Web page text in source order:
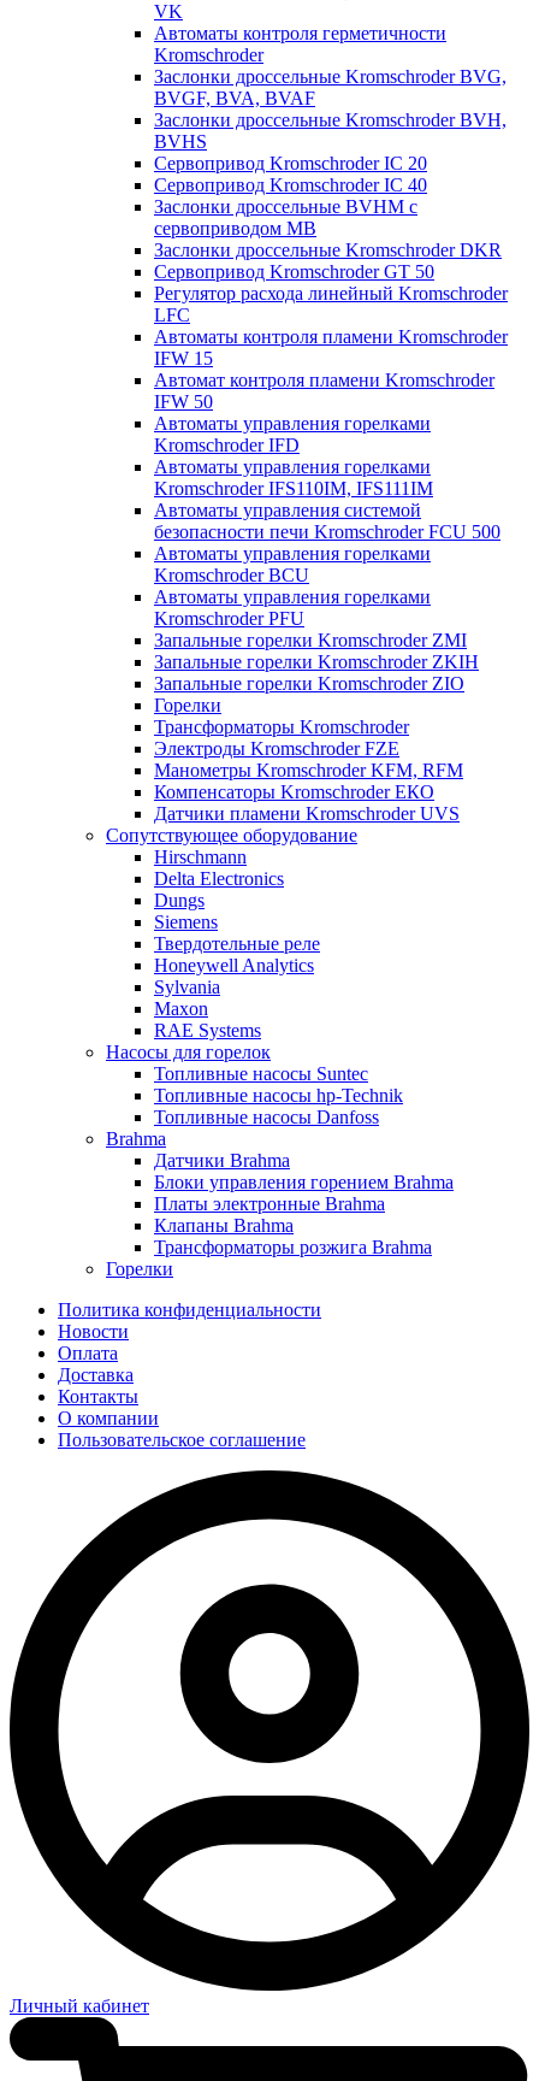
VK
Автоматы контроля герметичности
Kromschroder
Заслонки дроссельные Kromschroder BVG,
BVGF, BVA, BVAF
Заслонки дроссельные Kromschroder BVH,
BVHS
Сервопривод Kromschroder IC 20
Сервопривод Kromschroder IC 40
Заслонки дроссельные BVHM с
сервоприводом МВ
Заслонки дроссельные Kromschroder DKR
Cервопривод Kromschroder GT 50
Регулятор расхода линейный Kromschroder
LFC
Автоматы контроля пламени Kromschroder
IFW 15
Автомат контроля пламени Kromschroder
IFW 50
Автоматы управления горелками
Kromschroder IFD
Автоматы управления горелками
Kromschroder IFS110IM, IFS111IM
Автоматы управления системой
безопасности печи Kromschroder FCU 500
Автоматы управления горелками
Kromschroder BCU
Автоматы управления горелками
Kromschroder PFU
Запальные горелки Kromschroder ZМI
Запальные горелки Kromschroder ZKIH
Запальные горелки Kromschroder ZIO
Горелки
Трансформаторы Kromschroder
Электроды Kromschroder FZE
Манометры Kromschroder KFM, RFM
Компенсаторы Kromschroder ЕКО
Датчики пламени Kromschroder UVS
Сопутствующее оборудование
Hirschmann
Delta Electronics
Dungs
Siemens
Твердотельные реле
Honeywell Analytics
Sylvania
Maxon
RAE Systems
Насосы для горелок
Топливные насосы Suntec
Топливные насосы hp-Technik
Топливные насосы Danfoss
Brahma
Датчики Brahma
Блоки управления горением Brahma
Платы электронные Brahma
Клапаны Brahma
Трансформаторы розжига Brahma
Горелки
Политика конфиденциальности
Новости
Оплата
Доставка
Контакты
О компании
Пользовательское соглашение
Личный кабинет